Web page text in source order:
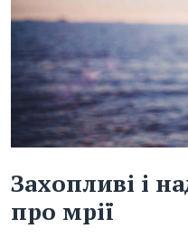
Захопливі і
про мрії